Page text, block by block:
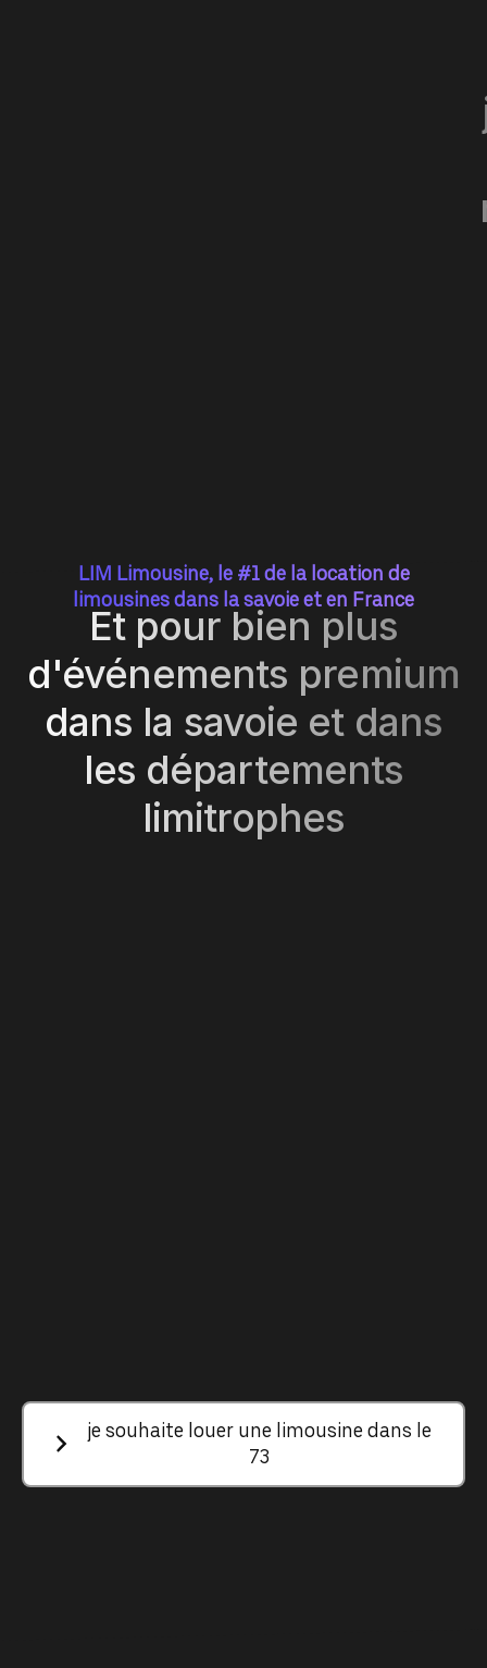
LIM Limousine, le #1 de la location de
limousines dans la savoie et en France
Et pour bien plus
d'événements premium
dans la savoie et dans
les départements
limitrophes
je souhaite louer une limousine dans le
73